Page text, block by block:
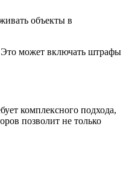
объекты в
Это может включать штрафы
комплексного подхода,
позволит не только